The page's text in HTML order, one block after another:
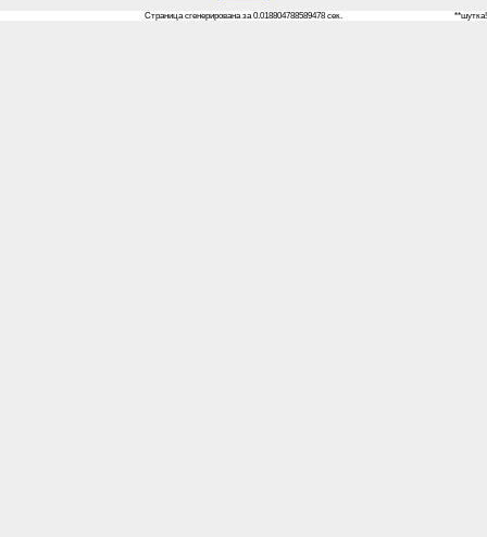
Страница сгенерирована за 0.018804788589478 сек. **шутка!